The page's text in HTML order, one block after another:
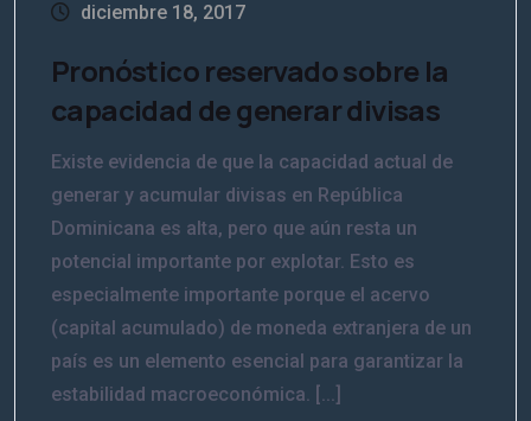
diciembre 18, 2017
Pronóstico reservado sobre la
capacidad de generar divisas
Existe evidencia de que la capacidad actual de
generar y acumular divisas en República
Dominicana es alta, pero que aún resta un
potencial importante por explotar. Esto es
especialmente importante porque el acervo
(capital acumulado) de moneda extranjera de un
país es un elemento esencial para garantizar la
estabilidad macroeconómica. [...]